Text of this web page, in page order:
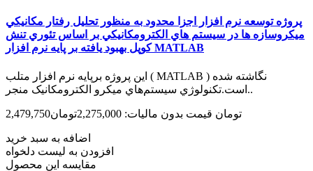
پروژه توسعه نرم افزار اجزا محدود به منظور تحليل رفتار مکانيکي
ميکروسازه ها در سيستم هاي الکترومکانيکي بر اساس تئوري تنش
کوپل بهبود يافته بر پایه نرم افزار MATLAB
این پروژه برپایه نرم افزار متلب ( MATLAB ) نگاشته شده
است.تکنولوژي سيستم‌هاي میکرو الکترومکانيک منجر..
2,479,750تومان قیمت بدون مالیات: 2,275,000تومان
اضافه به سبد خرید
افزودن به لیست دلخواه
مقایسه این محصول